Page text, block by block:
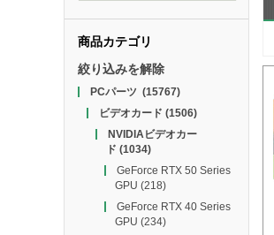
商品カテゴリ
絞り込みを解除
PCパーツ (15767)
ビデオカード (1506)
NVIDIAビデオカー
ド (1034)
GeForce RTX 50 Series
GPU (218)
GeForce RTX 40 Series
GPU (234)